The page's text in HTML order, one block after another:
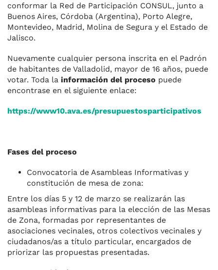
conformar la Red de Participación CONSUL, junto a
Buenos Aires, Córdoba (Argentina), Porto Alegre,
Montevideo, Madrid, Molina de Segura y el Estado de
Jalisco.
Nuevamente cualquier persona inscrita en el Padrón
de habitantes de Valladolid, mayor de 16 años, puede
votar. Toda la información del proceso puede
encontrase en el siguiente enlace:
https://www10.ava.es/presupuestosparticipativos
Fases del proceso
Convocatoria de Asambleas Informativas y
constitución de mesa de zona:
Entre los días 5 y 12 de marzo se realizarán las
asambleas informativas para la elección de las Mesas
de Zona, formadas por representantes de
asociaciones vecinales, otros colectivos vecinales y
ciudadanos/as a título particular, encargados de
priorizar las propuestas presentadas.